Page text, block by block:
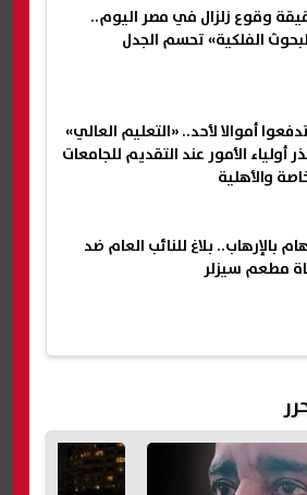
وقوع زلزال في مصر اليوم..
الفلكية» تحسم الجدل
تدفعوا أموالا لأحد.. «التعليم العالي»
أولياء الأمور عند التقديم للجامعات
والأهلية
بالإرهاب.. بلاغ للنائب العام ضد
مطعم سيزلر